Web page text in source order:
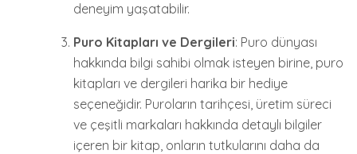
deneyim yaşatabilir.
Puro Kitapları ve Dergileri: Puro dünyası
hakkında bilgi sahibi olmak isteyen birine, puro
kitapları ve dergileri harika bir hediye
seçeneğidir. Puroların tarihçesi, üretim süreci
ve çeşitli markaları hakkında detaylı bilgiler
içeren bir kitap, onların tutkularını daha da